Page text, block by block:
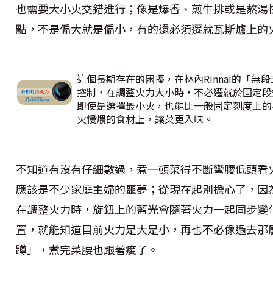
也需要大小火交錯進行；像是爆香、煎牛排或是熬
點，不是偏大就是偏小，有的還必須遷就瓦斯爐上
這個長期存在的困擾，在林內Rinnai的「無
控制，在調整火力大小時，不必遷就於固定
即使是選擇最小火，也能比一般固定刻度上
火慢煨的食材上，讓菜更入味。
不知道有沒有仔細數過，煮一頓菜得不斷彎腰低頭
應該是不少家庭主婦的噩夢；從現在起別擔心了，
在調整火力時，旋鈕上的藍光會隨著火力一起同步
置，就能知道目前火力是大是小，再也不必像過去
蹲」，煮完菜腰也跟著痠了。